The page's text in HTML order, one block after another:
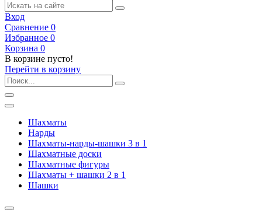
Вход
Сравнение 0
Избранное 0
Корзина 0
В корзине пусто!
Перейти в корзину
Шахматы
Нарды
Шахматы-нарды-шашки 3 в 1
Шахматные доски
Шахматные фигуры
Шахматы + шашки 2 в 1
Шашки